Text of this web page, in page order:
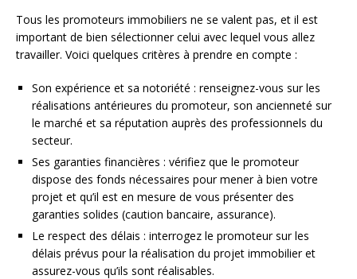
Tous les promoteurs immobiliers ne se valent pas, et il est
important de bien sélectionner celui avec lequel vous allez
travailler. Voici quelques critères à prendre en compte :
Son expérience et sa notoriété : renseignez-vous sur les
réalisations antérieures du promoteur, son ancienneté sur
le marché et sa réputation auprès des professionnels du
secteur.
Ses garanties financières : vérifiez que le promoteur
dispose des fonds nécessaires pour mener à bien votre
projet et qu’il est en mesure de vous présenter des
garanties solides (caution bancaire, assurance).
Le respect des délais : interrogez le promoteur sur les
délais prévus pour la réalisation du projet immobilier et
assurez-vous qu’ils sont réalisables.